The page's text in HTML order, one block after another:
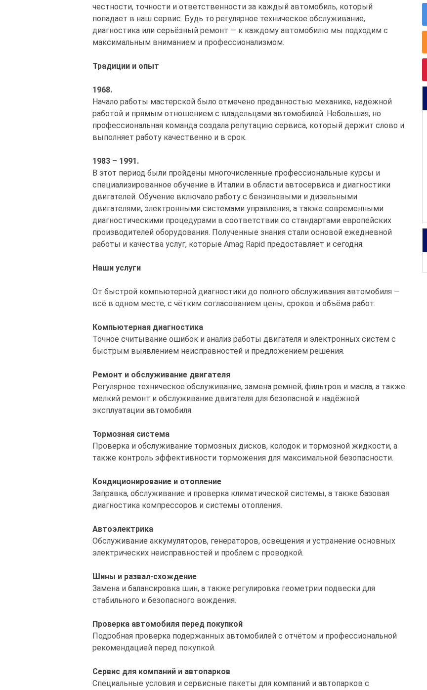
честности, точности и ответственности за каждый автомобиль, который
попадает в наш сервис. Будь то регулярное техническое обслуживание,
диагностика или серьёзный ремонт — к каждому автомобилю мы подходим с
максимальным вниманием и профессионализмом.
Традиции и опыт
1968.
Начало работы мастерской было отмечено преданностью механике, надёжной
работой и прямым отношением с владельцами автомобилей. Небольшая, но
профессиональная команда создала репутацию сервиса, который держит слово и
выполняет работу качественно и в срок.
1983 – 1991.
В этот период были пройдены многочисленные профессиональные курсы и
специализированное обучение в Италии в области автосервиса и диагностики
двигателей. Обучение включало работу с бензиновыми и дизельными
двигателями, электронными системами управления, а также современными
диагностическими процедурами в соответствии со стандартами европейских
производителей оборудования. Полученные знания стали основой ежедневной
работы и качества услуг, которые Amag Rapid предоставляет и сегодня.
Наши услуги
От быстрой компьютерной диагностики до полного обслуживания автомобиля —
всё в одном месте, с чётким согласованием цены, сроков и объёма работ.
Компьютерная диагностика
Точное считывание ошибок и анализ работы двигателя и электронных систем с
быстрым выявлением неисправностей и предложением решения.
Ремонт и обслуживание двигателя
Регулярное техническое обслуживание, замена ремней, фильтров и масла, а также
мелкий ремонт и обслуживание двигателя для безопасной и надёжной
эксплуатации автомобиля.
Тормозная система
Проверка и обслуживание тормозных дисков, колодок и тормозной жидкости, а
также контроль эффективности торможения для максимальной безопасности.
Кондиционирование и отопление
Заправка, обслуживание и проверка климатической системы, а также базовая
диагностика компрессоров и системы отопления.
Автоэлектрика
Обслуживание аккумуляторов, генераторов, освещения и устранение основных
электрических неисправностей и проблем с проводкой.
Шины и развал-схождение
Замена и балансировка шин, а также регулировка геометрии подвески для
стабильного и безопасного вождения.
Проверка автомобиля перед покупкой
Подробная проверка подержанных автомобилей с отчётом и профессиональной
рекомендацией перед покупкой.
Сервис для компаний и автопарков
Специальные условия и сервисные пакеты для компаний и автопарков с